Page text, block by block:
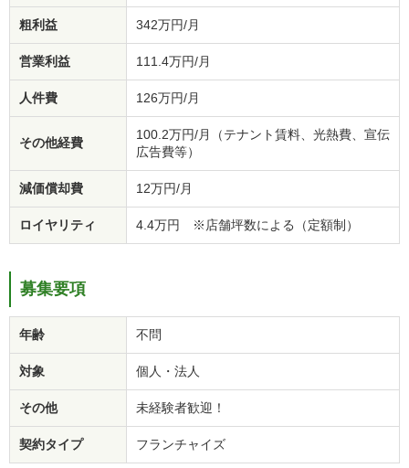
粗利益 342万円/月
営業利益 111.4万円/月
人件費 126万円/月
その他経費
100.2万円/月（テナント賃料、光熱費、宣伝
広告費等）
減価償却費 12万円/月
ロイヤリティ 4.4万円 ※店舗坪数による（定額制）
募集要項
年齢 不問
対象 個人・法人
その他 未経験者歓迎！
契約タイプ フランチャイズ